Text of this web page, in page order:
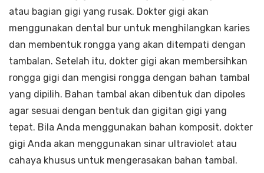
atau bagian gigi yang rusak. Dokter gigi akan
menggunakan dental bur untuk menghilangkan karies
dan membentuk rongga yang akan ditempati dengan
tambalan. Setelah itu, dokter gigi akan membersihkan
rongga gigi dan mengisi rongga dengan bahan tambal
yang dipilih. Bahan tambal akan dibentuk dan dipoles
agar sesuai dengan bentuk dan gigitan gigi yang
tepat. Bila Anda menggunakan bahan komposit, dokter
gigi Anda akan menggunakan sinar ultraviolet atau
cahaya khusus untuk mengerasakan bahan tambal.